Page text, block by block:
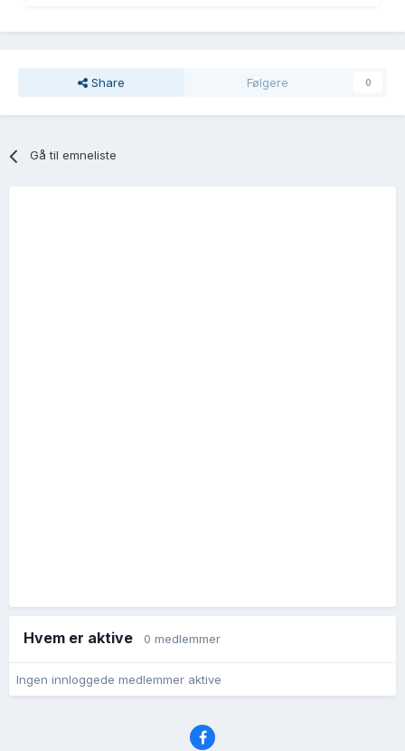
Share Følgere 0
Gå til emneliste
Hvem er aktive 0 medlemmer
Ingen innloggede medlemmer aktive